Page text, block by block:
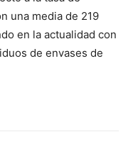
una media de 219
en la actualidad con
de envases de